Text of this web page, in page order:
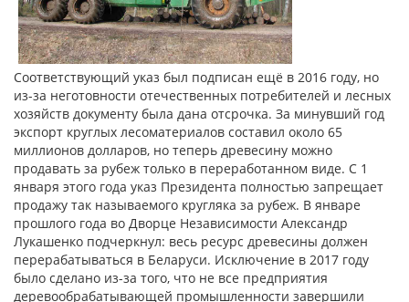
Соответствующий указ был подписан ещё в 2016 году, но
из-за неготовности отечественных потребителей и лесных
хозяйств документу была дана отсрочка. За минувший год
экспорт круглых лесоматериалов составил около 65
миллионов долларов, но теперь древесину можно
продавать за рубеж только в переработанном виде. С 1
января этого года указ Президента полностью запрещает
продажу так называемого кругляка за рубеж. В январе
прошлого года во Дворце Независимости Александр
Лукашенко подчеркнул: весь ресурс древесины должен
перерабатываться в Беларуси. Исключение в 2017 году
было сделано из-за того, что не все предприятия
деревообрабатывающей промышленности завершили